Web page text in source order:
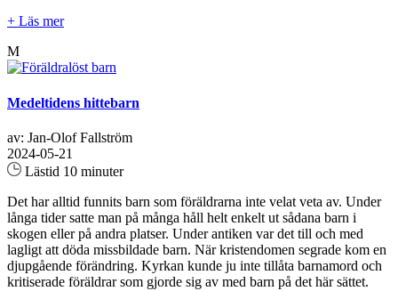
+ Läs mer
M
Medeltidens hittebarn
av: Jan-Olof Fallström
2024-05-21
Lästid 10 minuter
Det har alltid funnits barn som föräldrarna inte velat veta av. Under
långa tider satte man på många håll helt enkelt ut sådana barn i
skogen eller på andra platser. Under antiken var det till och med
lagligt att döda missbildade barn. När kristendomen segrade kom en
djupgående förändring. Kyrkan kunde ju inte tillåta barnamord och
kritiserade föräldrar som gjorde sig av med barn på det här sättet.